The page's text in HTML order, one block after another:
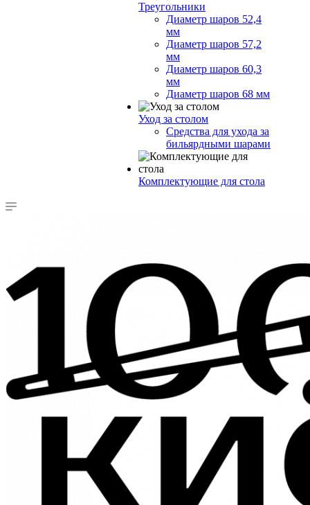
Треугольники
Диаметр шаров 52,4
мм
Диаметр шаров 57,2
мм
Диаметр шаров 60,3
мм
Диаметр шаров 68 мм
Уход за столом
Средства для ухода за
бильярдными шарами
Комплектующие для стола